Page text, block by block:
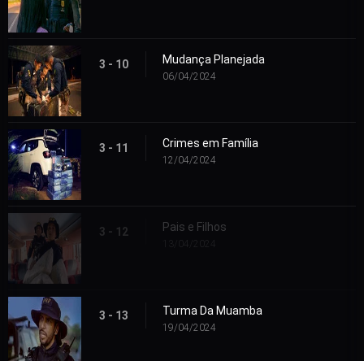
3 - 10 Mudança Planejada
06/04/2024
3 - 11 Crimes em Família
12/04/2024
3 - 12 Pais e Filhos
3 - 13 Turma Da Muamba
19/04/2024